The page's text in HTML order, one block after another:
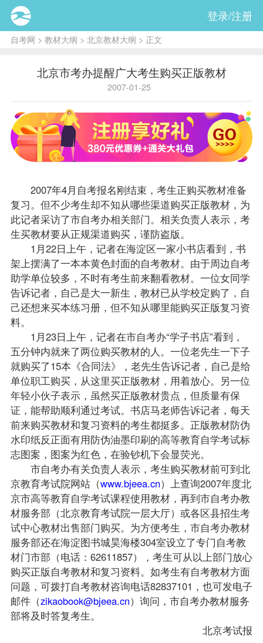
登录/注册
自考网 > 教材大纲 > 北京教材大纲 > 正文
北京市考办提醒广大考生购买正版教材
2007-01-25
2007年4月 自考报名刚结束，考生正购买教材准备
复习。但不少考生却不知从哪些渠道购买正版教材，为
此记者采访了市自考办相关部门。相关负责人表示，考
生买教材要从正规渠道购买，谨防盗版。
1月22日上午，记者在海淀区一家小书店看到，书
架上摆满了一本本黄色封面的自考教材。由于周边自考
助学单位较多，不时有考生前来翻看教材。一位女同学
告诉记者，自己是大一新生，教材已从学校定购了，自
己还想来买本练习册，但不知从哪里能购买正版复习资
料。
1月23日上午，记者在市自考办“学子书店”看到，
五分钟内就来了两位购买教材的人。一位老先生一下子
就购买了15本《合同法》，老先生告诉记者，自己是给
单位职工购买，从这里买正版教材，用着放心。另一位
年轻小伙子表示，虽然买正版教材贵点，但质量有保
证，能帮助顺利通过考试。书店马老师告诉记者，每天
前来购买教材和复习资料的考生都挺多。正版教材防伪
水印纸反正面有用防伪油墨印刷的高等教育自学考试标
志图案，图案为红色，在验钞机下会显荧光。
市自考办有关负责人表示，考生购买教材前可到北
京教育考试院网站（www.bjeea.cn）上查询2007年度北
京市高等教育自学考试课程使用教材，再到市自考办教
材服务部（北京教育考试院一层大厅）或各区县招生考
试中心教材出售部门购买。为方便考生，市自考办教材
服务部还在海淀图书城昊海楼304室设立了专门自考教
材门市部（电话：62611857），考生可从以上部门放心
购买正版自考教材和复习资料。如考生有自考教材方面
问题，可拨打自考教材咨询电话82837101，也可发电子
邮件（zikaobook@bjeea.cn）询问，市自考办教材服务
部将及时答复考生。
北京考试报